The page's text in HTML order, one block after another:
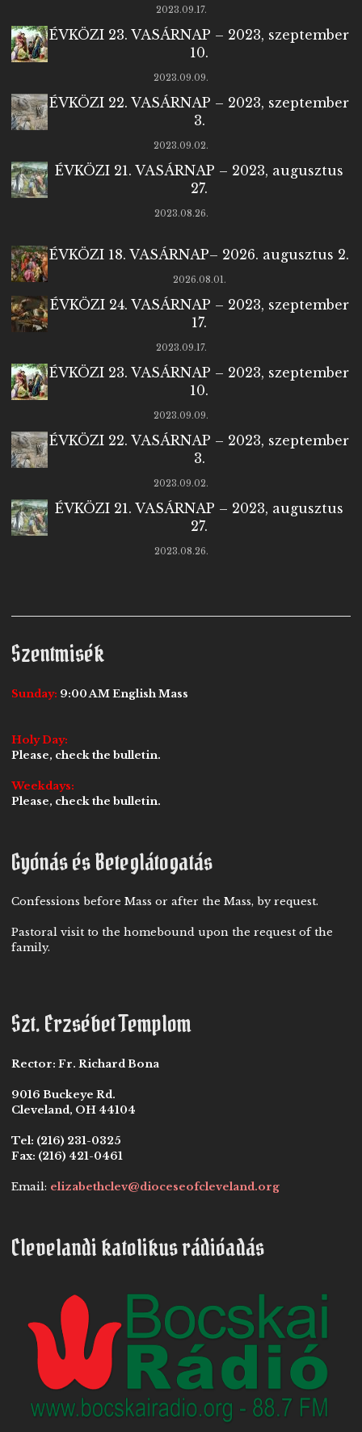
2023.09.17.
ÉVKÖZI 23. VASÁRNAP – 2023, szeptember
10.
2023.09.09.
ÉVKÖZI 22. VASÁRNAP – 2023, szeptember
3.
2023.09.02.
ÉVKÖZI 21. VASÁRNAP – 2023, augusztus
27.
2023.08.26.
ÉVKÖZI 18. VASÁRNAP– 2026. augusztus 2.
2026.08.01.
ÉVKÖZI 24. VASÁRNAP – 2023, szeptember
17.
2023.09.17.
ÉVKÖZI 23. VASÁRNAP – 2023, szeptember
10.
2023.09.09.
ÉVKÖZI 22. VASÁRNAP – 2023, szeptember
3.
2023.09.02.
ÉVKÖZI 21. VASÁRNAP – 2023, augusztus
27.
2023.08.26.
Szentmisék
Sunday: 9:00 AM English Mass
Holy Day:
Please, check the bulletin.
Weekdays:
Please, check the bulletin.
Gyónás és Beteglátogatás
Confessions before Mass or after the Mass, by request.
Pastoral visit to the homebound upon the request of the
family.
Szt. Erzsébet Templom
Rector: Fr. Richard Bona
9016 Buckeye Rd.
Cleveland, OH 44104
Tel: (216) 231-0325
Fax: (216) 421-0461
Email: elizabethclev@dioceseofcleveland.org
Clevelandi katolikus rádióadás